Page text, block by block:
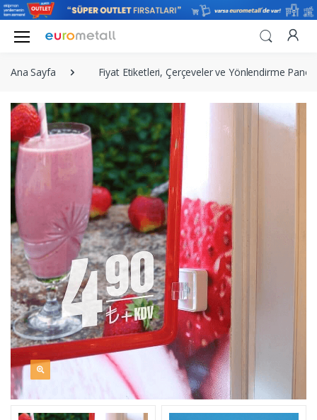
Ana Sayfa Fiyat Etiketleri, Çerçeveler ve Yönlendirme